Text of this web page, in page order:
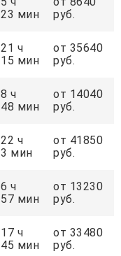
23 мин
руб.
21 ч
15 мин
от 35640
руб.
8 ч
48 мин
от 14040
руб.
22 ч
3 мин
от 41850
руб.
6 ч
57 мин
от 13230
руб.
17 ч
45 мин
от 33480
руб.